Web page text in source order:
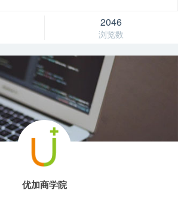
2046
浏览数
优加商学院